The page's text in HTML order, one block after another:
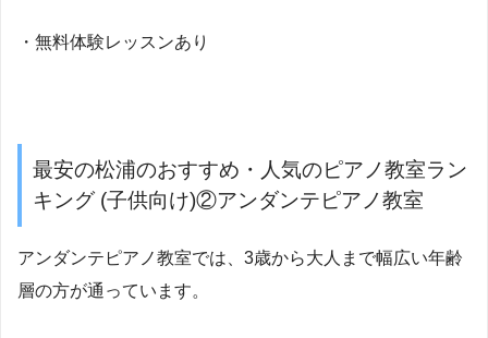
・無料体験レッスンあり
最安の松浦のおすすめ・人気のピアノ教室ラン
キング (子供向け)②アンダンテピアノ教室
アンダンテピアノ教室では、3歳から大人まで幅広い年齢
層の方が通っています。